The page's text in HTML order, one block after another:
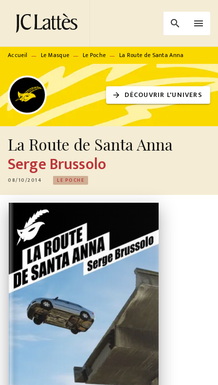
MENU RECHERCHE
PIED DE PAGE
search menu
Accueil — Le Masque — Le Poche — La Route de Santa Anna
arrow_forward DÉCOUVRIR L'UNIVERS
La Route de Santa Anna
Serge Brussolo
08/10/2014 LE POCHE